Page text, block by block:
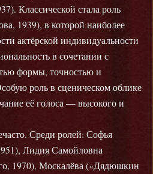
Классической стала роль
1939), в которой наиболее
актёрской индивидуальности
в сочетании с
формы, точностью и
роль в сценическом облике
её голоса — высокого и
Среди ролей: Софья
Лидия Самойловна
1970), Москалёва («Дядюшкин